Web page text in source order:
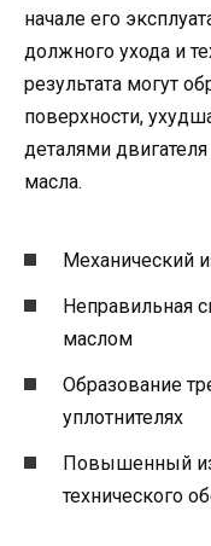
начале его
должного ухода и
результата могут
поверхности,
деталями
масла.
Механический
Неправильная
маслом
Образование
уплотнителях
Повышенный
технического